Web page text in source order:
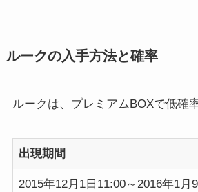
ルークの入手方法と確率
ルークは、プレミアムBOXで低確
出現期間
2015年12月1日11:00～2016年1月